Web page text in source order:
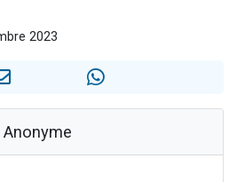
49 places pour étudier en groupe sur Zoom
de donner son Maasser
2023